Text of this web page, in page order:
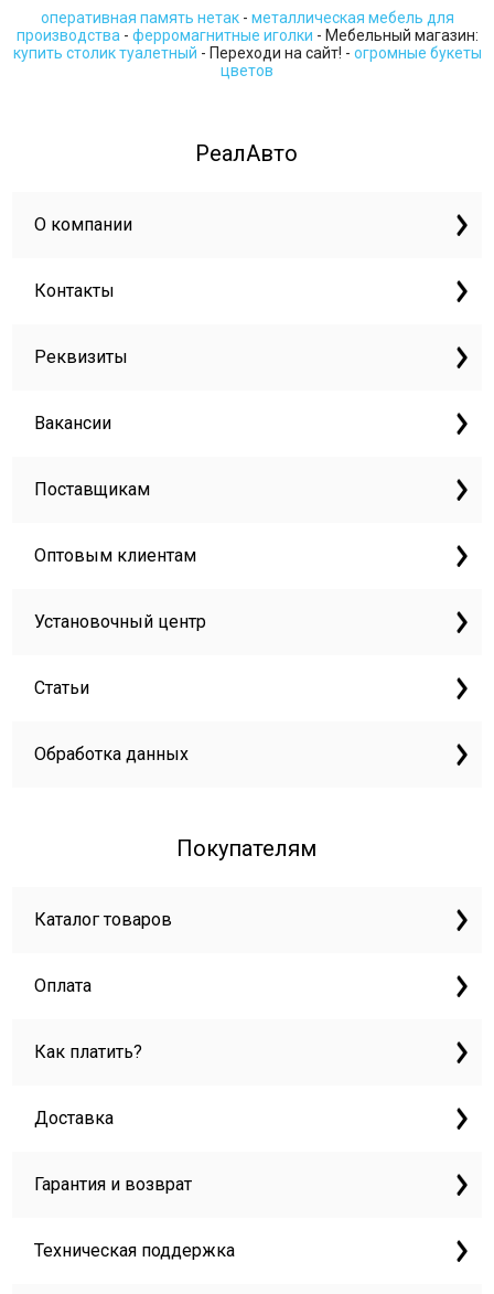
оперативная память нетак- металлическая мебель для
производства- ферромагнитные иголки - Мебельный магазин:
купить столик туалетный - Переходи на сайт! - огромные букеты
цветов
РеалАвто
О компании
Контакты
Реквизиты
Вакансии
Поставщикам
Оптовым клиентам
Установочный центр
Статьи
Обработка данных
Покупателям
Каталог товаров
Оплата
Как платить?
Доставка
Гарантия и возврат
Техническая поддержка